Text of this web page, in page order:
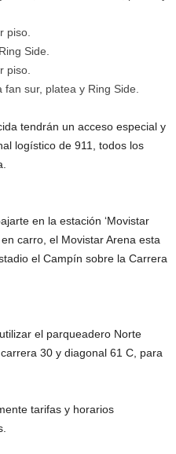
piso.
Side.
piso.
sur, platea y Ring Side.
tendrán un acceso especial y
logístico de 911, todos los
en la estación ‘Movistar
en carro, el Movistar Arena esta
el Campín sobre la Carrera
el parqueadero Norte
30 y diagonal 61 C, para
tarifas y horarios